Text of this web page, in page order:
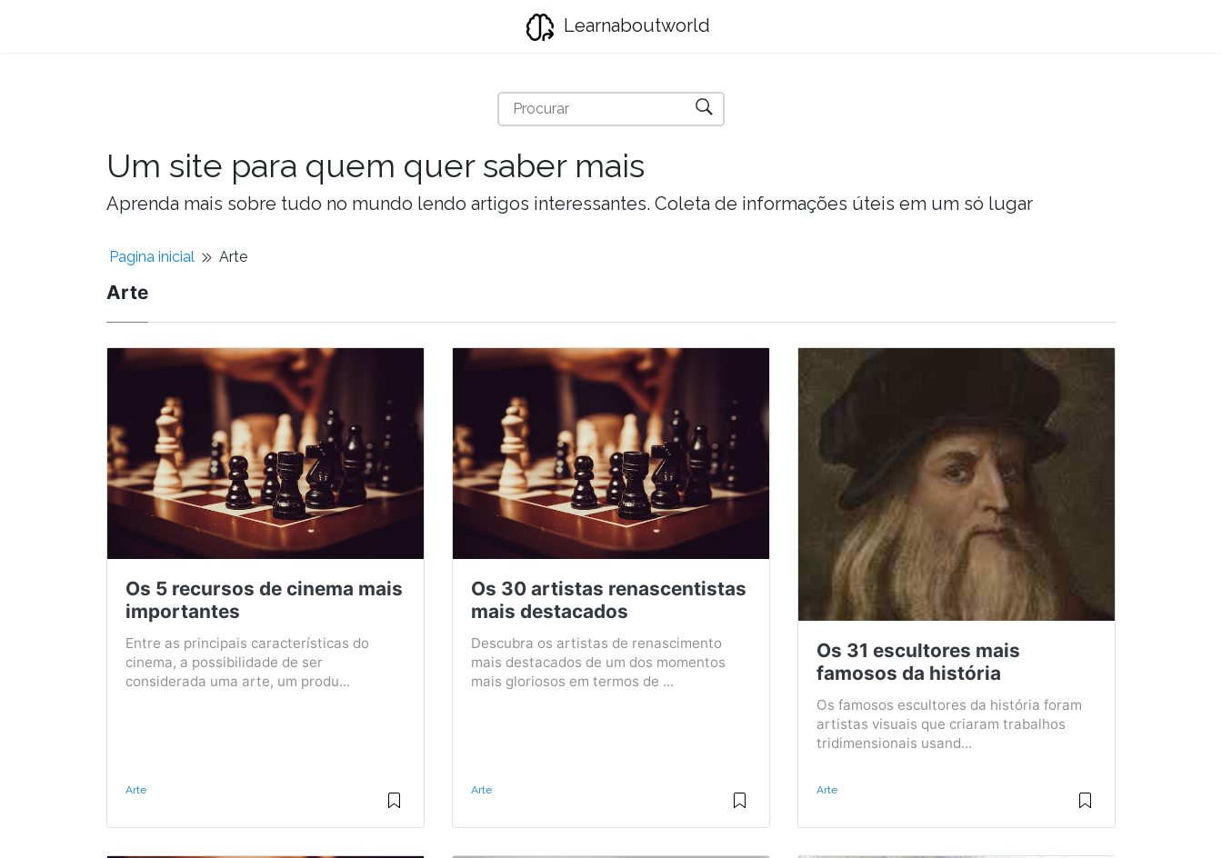
Learnaboutworld
Um site para quem quer saber mais
Aprenda mais sobre tudo no mundo lendo artigos interessantes. Coleta de informações úteis em um só lugar
Pagina inicial Arte
Arte
Os 5 recursos de cinema mais
importantes
Entre as principais características do
cinema, a possibilidade de ser
considerada uma arte, um produ...
Arte
Os 30 artistas renascentistas
mais destacados
Descubra os artistas de renascimento
mais destacados de um dos momentos
mais gloriosos em termos de ...
Arte
Os 31 escultores mais
famosos da história
Os famosos escultores da história foram
artistas visuais que criaram trabalhos
tridimensionais usand...
Arte